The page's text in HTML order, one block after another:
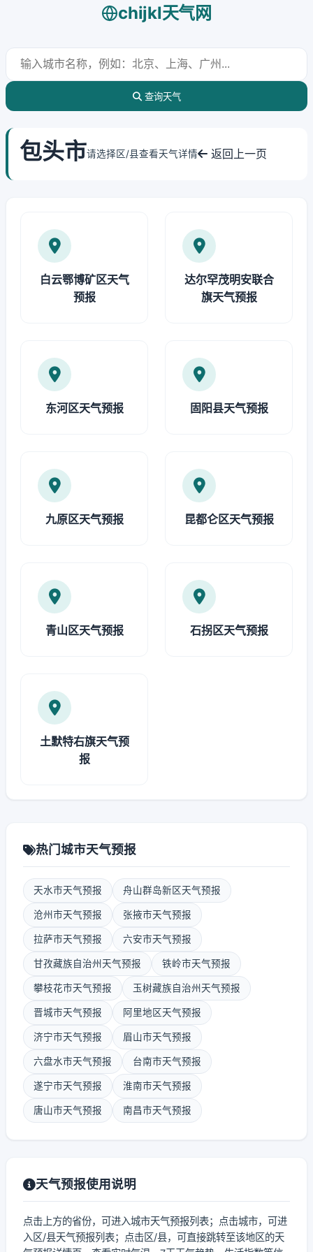
chijkl天气网
查询天气
包头市请选择区/县查看天气详情 返回上一页
白云鄂博矿区天气
预报
达尔罕茂明安联合
旗天气预报
东河区天气预报 固阳县天气预报
九原区天气预报 昆都仑区天气预报
青山区天气预报 石拐区天气预报
土默特右旗天气预
报
热门城市天气预报
天水市天气预报 舟山群岛新区天气预报
沧州市天气预报 张掖市天气预报
拉萨市天气预报 六安市天气预报
甘孜藏族自治州天气预报 铁岭市天气预报
攀枝花市天气预报 玉树藏族自治州天气预报
晋城市天气预报 阿里地区天气预报
济宁市天气预报 眉山市天气预报
六盘水市天气预报 台南市天气预报
遂宁市天气预报 淮南市天气预报
唐山市天气预报 南昌市天气预报
天气预报使用说明
点击上方的省份，可进入城市天气预报列表；点击城市，可进
入区/县天气预报列表；点击区/县，可直接跳转至该地区的天